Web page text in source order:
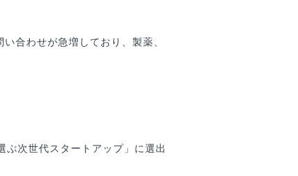
合わせが急増しており、製薬、
次世代スタートアップ」に選出